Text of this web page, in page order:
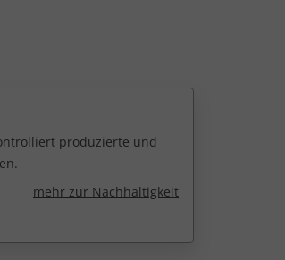
produzierte und
mehr zur Nachhaltigkeit